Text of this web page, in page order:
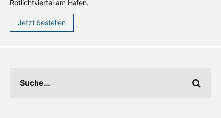
Rotlichtviertel am Hafen.
Jetzt bestellen